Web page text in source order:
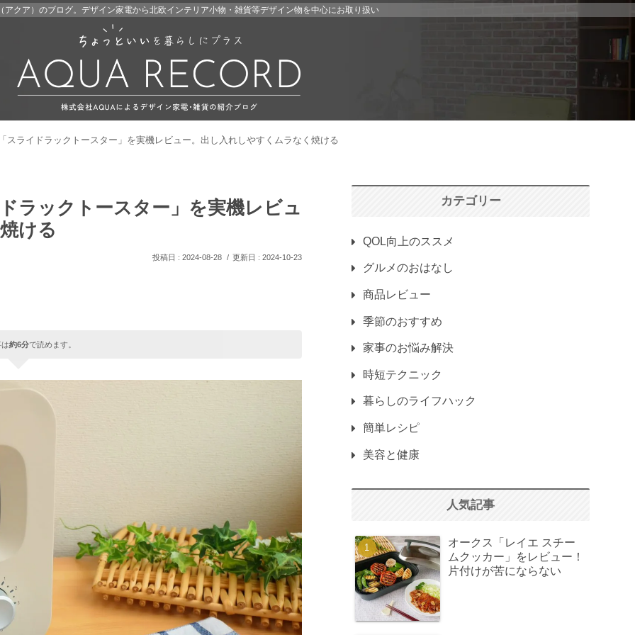
アクア）のブログ。デザイン家電から北欧インテリア小物・雑貨等デザイン物を中心にお取り扱い
スライドラックトースター」を実機レビュー。出し入れしやすくムラなく焼ける
ラックトースター」を実機レビュ
ける
2024-08-28 2024-10-23
約6分で読めます。
カテゴリー
QOL向上のススメ
グルメのおはなし
商品レビュー
季節のおすすめ
家事のお悩み解決
時短テクニック
暮らしのライフハック
簡単レシピ
美容と健康
人気記事
オークス「レイエ スチー
ムクッカー」をレビュー！
片付けが苦にならない